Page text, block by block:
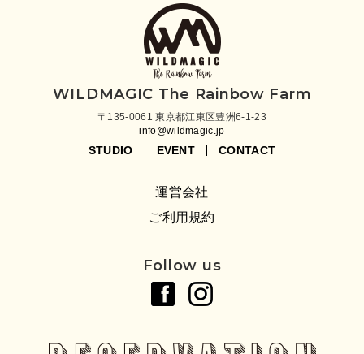
WILDMAGIC The Rainbow Farm
〒135-0061 東京都江東区豊洲6-1-23
info@wildmagic.jp
STUDIO EVENT CONTACT
運営会社
ご利用規約
Follow us